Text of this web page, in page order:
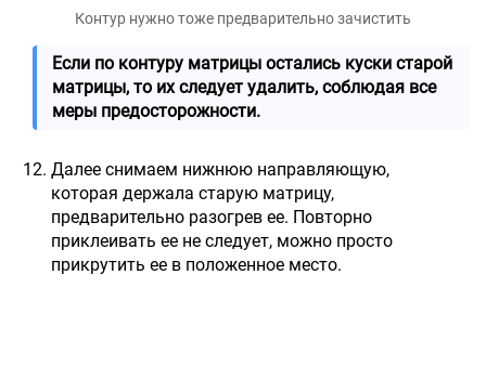
Контур нужно тоже предварительно зачистить
Если по контуру матрицы остались куски старой
матрицы, то их следует удалить, соблюдая все
меры предосторожности.
Далее снимаем нижнюю направляющую,
которая держала старую матрицу,
предварительно разогрев ее. Повторно
приклеивать ее не следует, можно просто
прикрутить ее в положенное место.